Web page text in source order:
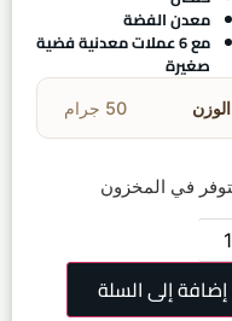
معدن الفضة
مع 6 عملات معدنية فضية
صغيرة
الوزن 50 جرام
إضافة إلى السلة